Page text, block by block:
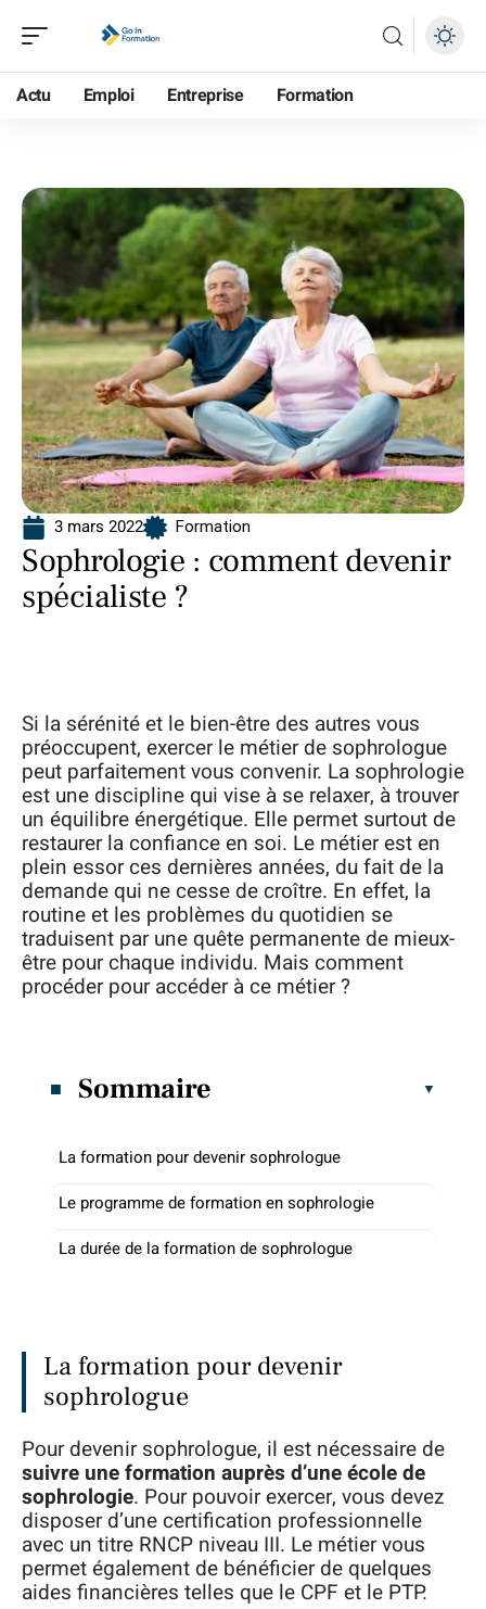
Actu Emploi Entreprise Formation
3 mars 2022 Formation
Sophrologie : comment devenir
spécialiste ?
Si la sérénité et le bien-être des autres vous
préoccupent, exercer le métier de sophrologue
peut parfaitement vous convenir. La sophrologie
est une discipline qui vise à se relaxer, à trouver
un équilibre énergétique. Elle permet surtout de
restaurer la confiance en soi. Le métier est en
plein essor ces dernières années, du fait de la
demande qui ne cesse de croître. En effet, la
routine et les problèmes du quotidien se
traduisent par une quête permanente de mieux-
être pour chaque individu. Mais comment
procéder pour accéder à ce métier ?
Sommaire
La formation pour devenir sophrologue
Le programme de formation en sophrologie
La durée de la formation de sophrologue
La formation pour devenir
sophrologue
Pour devenir sophrologue, il est nécessaire de
suivre une formation auprès d’une école de
sophrologie. Pour pouvoir exercer, vous devez
disposer d’une certification professionnelle
avec un titre RNCP niveau III. Le métier vous
permet également de bénéficier de quelques
aides financières telles que le CPF et le PTP.